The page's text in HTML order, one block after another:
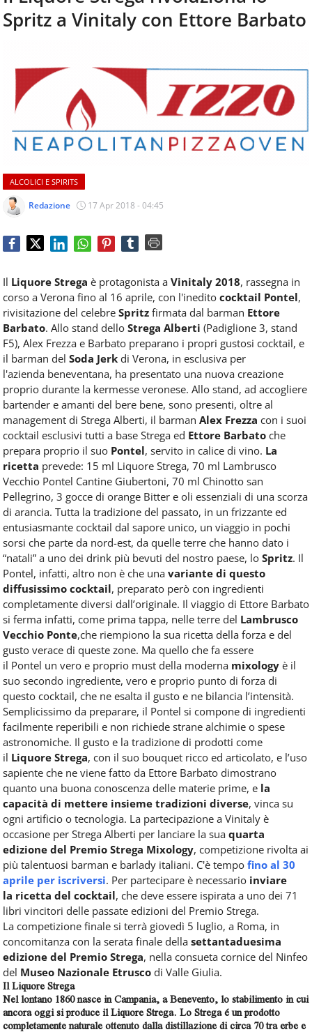
aggiornamenti
quotidiani
come
ospitalità,
ristorazione,
food
beverage,
catering
articoli
quotidiani
sul
dell'alimentazione,
dei
fuoricasa,
del
Food
Service
e
tutte
le
novità
del
comparto
Horeca.
CONTATTI
Spritz a Vinitaly con Ettore Barbato
ALCOLICI E SPIRITS
Redazione 17 Apr 2018 - 04:45
Il Liquore Strega è protagonista a Vinitaly 2018, rassegna in
corso a Verona fino al 16 aprile, con l'inedito cocktail Pontel,
rivisitazione del celebre Spritz firmata dal barman Ettore
Barbato. Allo stand dello Strega Alberti (Padiglione 3, stand
F5), Alex Frezza e Barbato preparano i propri gustosi cocktail, e
il barman del Soda Jerk di Verona, in esclusiva per
l'azienda beneventana, ha presentato una nuova creazione
proprio durante la kermesse veronese. Allo stand, ad accogliere
bartender e amanti del bere bene, sono presenti, oltre al
management di Strega Alberti, il barman Alex Frezza con i suoi
cocktail esclusivi tutti a base Strega ed Ettore Barbato che
prepara proprio il suo Pontel, servito in calice di vino. La
ricetta prevede: 15 ml Liquore Strega, 70 ml Lambrusco
Vecchio Pontel Cantine Giubertoni, 70 ml Chinotto san
Pellegrino, 3 gocce di orange Bitter e oli essenziali di una scorza
di arancia. Tutta la tradizione del passato, in un frizzante ed
entusiasmante cocktail dal sapore unico, un viaggio in pochi
sorsi che parte da nord-est, da quelle terre che hanno dato i
“natali” a uno dei drink più bevuti del nostro paese, lo Spritz. Il
Pontel, infatti, altro non è che una variante di questo
diffusissimo cocktail, preparato però con ingredienti
completamente diversi dall’originale. Il viaggio di Ettore Barbato
si ferma infatti, come prima tappa, nelle terre del Lambrusco
Vecchio Ponte,che riempiono la sua ricetta della forza e del
gusto verace di queste zone. Ma quello che fa essere
il Pontel un vero e proprio must della moderna mixology è il
suo secondo ingrediente, vero e proprio punto di forza di
questo cocktail, che ne esalta il gusto e ne bilancia l’intensità.
Semplicissimo da preparare, il Pontel si compone di ingredienti
facilmente reperibili e non richiede strane alchimie o spese
astronomiche. Il gusto e la tradizione di prodotti come
il Liquore Strega, con il suo bouquet ricco ed articolato, e l’uso
sapiente che ne viene fatto da Ettore Barbato dimostrano
quanto una buona conoscenza delle materie prime, e la
capacità di mettere insieme tradizioni diverse, vinca su
ogni artificio o tecnologia. La partecipazione a Vinitaly è
occasione per Strega Alberti per lanciare la sua quarta
edizione del Premio Strega Mixology, competizione rivolta ai
più talentuosi barman e barlady italiani. C'è tempo fino al 30
aprile per iscriversi. Per partecipare è necessario inviare
la ricetta del cocktail, che deve essere ispirata a uno dei 71
libri vincitori delle passate edizioni del Premio Strega.
La competizione finale si terrà giovedì 5 luglio, a Roma, in
concomitanza con la serata finale della settantaduesima
edizione del Premio Strega, nella consueta cornice del Ninfeo
del Museo Nazionale Etrusco di Valle Giulia.
Il Liquore Strega
Nel lontano 1860 nasce in Campania, a Benevento, lo stabilimento in cui
ancora oggi si produce il Liquore Strega. Lo Strega é un prodotto
completamente naturale ottenuto dalla distillazione di circa 70 tra erbe e